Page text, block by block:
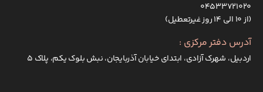
۰۴۵۳۳۷۲۱۰۲۰
(از ۱۰ الی ۱۴ روز غیرتعطیل)
آدرس دفتر مرکزی :
اردبیل، شهرک آزادی، ابتدای خیابان آذربایجان، نبش بلوک یکم، پلاک 5